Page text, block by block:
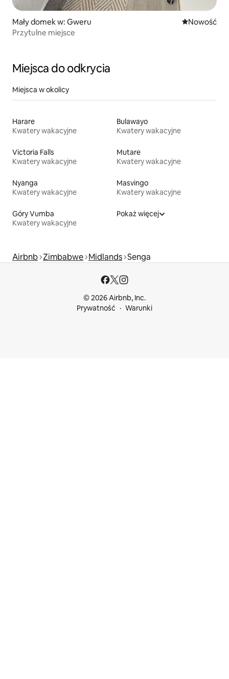
Mały domek w: Gweru Nowe
Nowość
Przytulne miejsce
Miejsca do odkrycia
Miejsca w okolicy
Harare
Kwatery wakacyjne
Bulawayo
Kwatery wakacyjne
Victoria Falls
Kwatery wakacyjne
Mutare
Kwatery wakacyjne
Nyanga
Kwatery wakacyjne
Masvingo
Kwatery wakacyjne
Góry Vumba
Kwatery wakacyjne
Pokaż więcej
Airbnb Zimbabwe Midlands Senga
© 2026 Airbnb, Inc.
Prywatność
Warunki